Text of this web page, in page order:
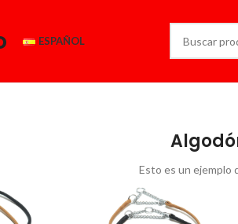
ESPAÑOL
Esto es un ejemplo